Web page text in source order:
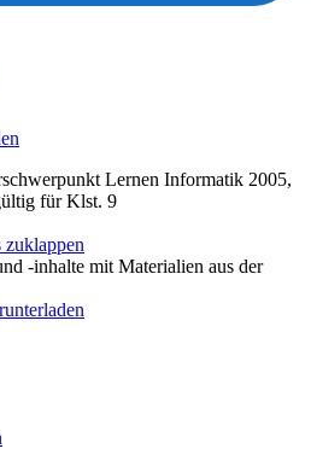
Lernen Informatik 2005,
für Klst. 9
zuklappen
-inhalte mit Materialien aus der